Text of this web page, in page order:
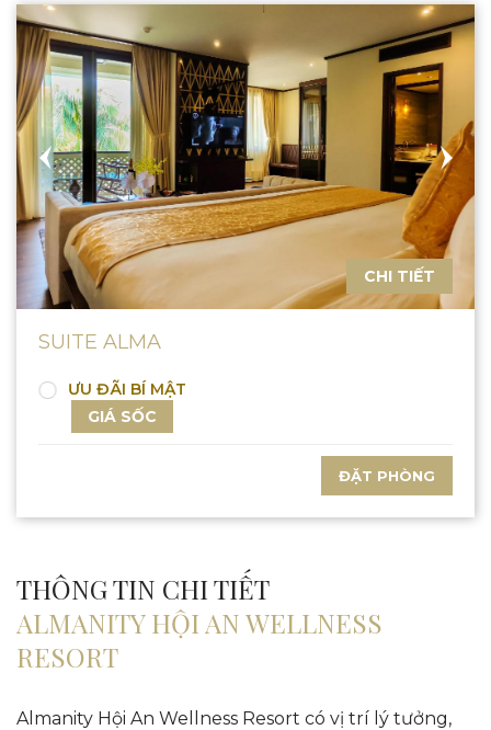
CHI TIẾT
SUITE ALMA
ƯU ĐÃI BÍ MẬT
GIÁ SỐC
ĐẶT PHÒNG
THÔNG TIN CHI TIẾT
ALMANITY HỘI AN WELLNESS
RESORT
Almanity Hội An Wellness Resort có vị trí lý tưởng,